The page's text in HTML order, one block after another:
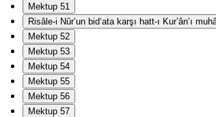
Mektup 51
Risâle-i Nûr’un bid‘ata karşı hatt-ı Kur’ân’ı
Mektup 52
Mektup 53
Mektup 54
Mektup 55
Mektup 56
Mektup 57